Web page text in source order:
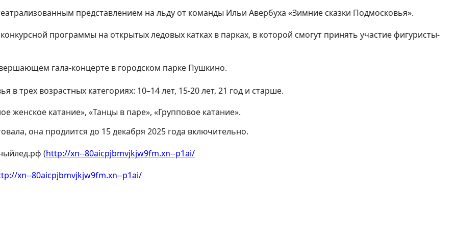
представлением на льду от команды Ильи Авербуха «Зимние сказки Подмосковья».
программы на открытых ледовых катках в парках, в которой смогут принять участие фигуристы-
гала-концерте в городском парке Пушкино.
трех возрастных категориях: 10–14 лет, 15-20 лет, 21 год и старше.
катание», «Танцы в паре», «Групповое катание».
она продлится до 15 декабря 2025 года включительно.
(http://xn--80aicpjbmvjkjw9fm.xn--p1ai/
xn--80aicpjbmvjkjw9fm.xn--p1ai/